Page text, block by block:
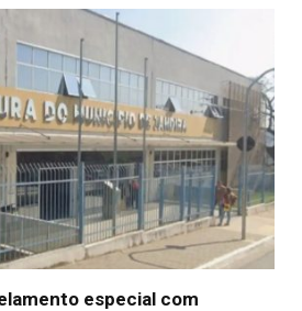
especial com